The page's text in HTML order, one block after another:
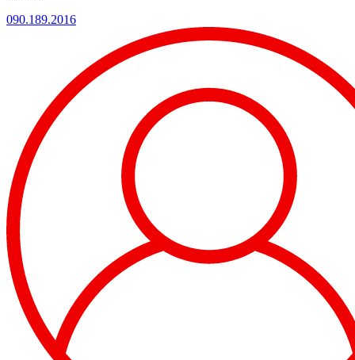
090.189.2016